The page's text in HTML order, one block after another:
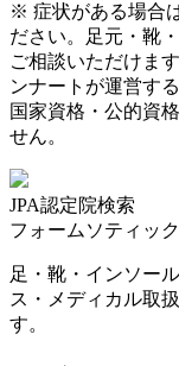
※ 症状がある場合
ださい。足元・靴
ご相談いただけま
ンナートが運営す
国家資格・公的資
せん。
JPA認定院検索
フォームソティッ
足・靴・インソー
ス・メディカル取
す。